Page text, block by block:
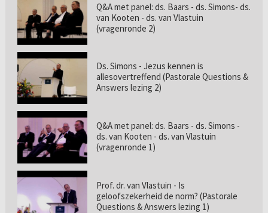
Q&A met panel: ds. Baars - ds. Simons- ds.
van Kooten - ds. van Vlastuin
(vragenronde 2)
Ds. Simons - Jezus kennen is
allesovertreffend (Pastorale Questions &
Answers lezing 2)
Q&A met panel: ds. Baars - ds. Simons -
ds. van Kooten - ds. van Vlastuin
(vragenronde 1)
Prof. dr. van Vlastuin - Is
geloofszekerheid de norm? (Pastorale
Questions & Answers lezing 1)